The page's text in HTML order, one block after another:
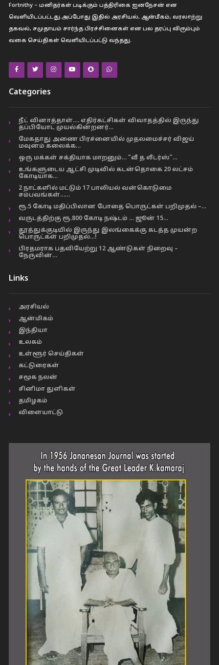
Fortnithy – மனிதர்கள் படிக்கும் பத்திரிகை ஐனநேசன் என
வெளியிடப்பட்டது.அப்போது இதில் அரசியல், ஆன்மீகம், வரலாற்று
தகவல், சமுதாயம் சார்ந்த பிரச்சினைகள் என பல தரப்பு விரும்பும்
வகை செய்திகள் வெளியிடப்பட்டு வந்தது.
Categories
நீட் வினாத்தாள்…. எதிர்கட்சிகள் விவாதத்தில் இருந்து
தப்பியோட முயல்கின்றனர்…
மேகதாது அணை பிரச்னையில் முதலமைச்சர் விஜய்
மவுனம் கலைக்க…
ஒரு மக்கள் சக்தியாக மாறனும்… “வீ த லீடர்ஸ்”…
உங்களுடைய ஆட்சி முடிவில் கடன்தொகை 20 லட்சம்
கோடியாக…
2 நாட்களில் மட்டும் 17 பாலியல் வன்கொடுமை
சம்பவங்கள்……
ரூ.5 கோடி மதிப்பிலான போதை பொருட்கள் பறிமுதல் –…
வருடத்திற்கு ரூ.800 கோடி நஷ்டம் … ஜூன் 15…
தூத்துக்குடியில் இருந்து இலங்கைக்கு கடத்த முயன்ற
பொருட்கள் பறிமுதல்…!
பிரதமராக பதவியேற்று 12 ஆண்டுகள் நிறைவு –
நேருவின்…
Links
அரசியல்
ஆன்மிகம்
இந்தியா
உலகம்
உள்ளூர் செய்திகள்
கட்டுரைகள்
சமூக நலன்
சினிமா துளிகள்
தமிழகம்
விளையாட்டு